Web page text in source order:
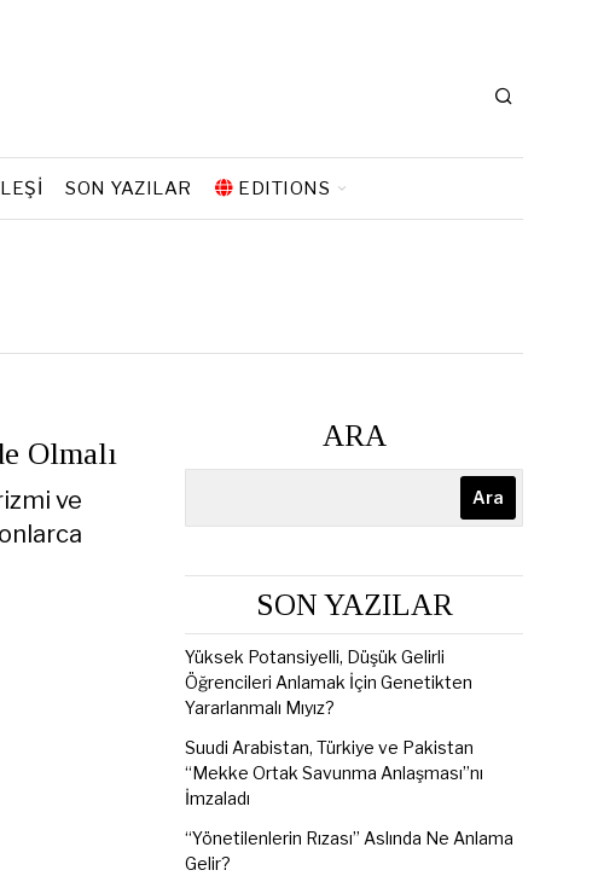
SON YAZILAR EDITIONS
Olmalı
ve
ARA
Ara
SON YAZILAR
Yüksek Potansiyelli, Düşük Gelirli
Öğrencileri Anlamak İçin Genetikten
Yararlanmalı Mıyız?
Suudi Arabistan, Türkiye ve Pakistan
“Mekke Ortak Savunma Anlaşması”nı
İmzaladı
“Yönetilenlerin Rızası” Aslında Ne Anlama
Gelir?